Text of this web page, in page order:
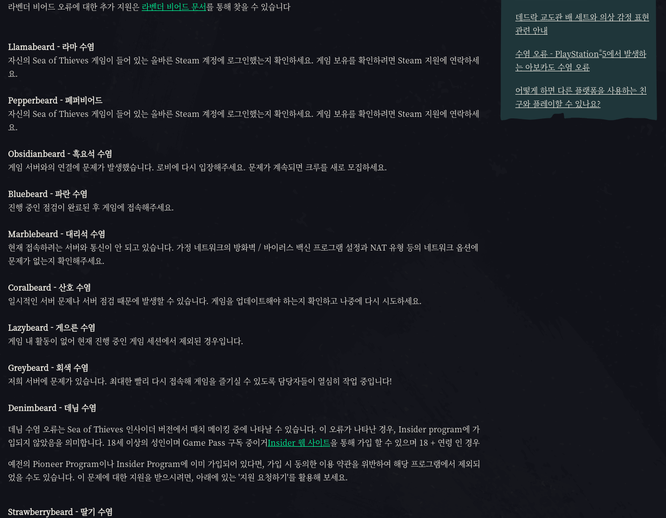
라벤더 비어드 오류에 대한 추가 지원은 라벤더 비어드 문서를 통해 찾을 수 있습니다
Llamabeard - 라마 수염
자신의 Sea of Thieves 게임이 들어 있는 올바른 Steam 계정에 로그인했는지 확인하세요. 게임 보유를 확인하려면 Steam 지원에 연락하세
요.
Pepperbeard - 페퍼비어드
자신의 Sea of Thieves 게임이 들어 있는 올바른 Steam 계정에 로그인했는지 확인하세요. 게임 보유를 확인하려면 Steam 지원에 연락하세
요.
Obsidianbeard - 흑요석 수염
게임 서버와의 연결에 문제가 발생했습니다. 로비에 다시 입장해주세요. 문제가 계속되면 크루를 새로 모집하세요.
Bluebeard - 파란 수염
진행 중인 점검이 완료된 후 게임에 접속해주세요.
Marblebeard - 대리석 수염
현재 접속하려는 서버와 통신이 안 되고 있습니다. 가정 네트워크의 방화벽 / 바이러스 백신 프로그램 설정과 NAT 유형 등의 네트워크 옵션에
문제가 없는지 확인해주세요.
Coralbeard - 산호 수염
일시적인 서버 문제나 서버 점검 때문에 발생할 수 있습니다. 게임을 업데이트해야 하는지 확인하고 나중에 다시 시도하세요.
Lazybeard - 게으른 수염
게임 내 활동이 없어 현재 진행 중인 게임 세션에서 제외된 경우입니다.
Greybeard -회색 수염
저희 서버에 문제가 있습니다. 최대한 빨리 다시 접속해 게임을 즐기실 수 있도록 담당자들이 열심히 작업 중입니다!
Denimbeard - 데님 수염
데님 수염 오류는 Sea of Thieves 인사이더 버전에서 매치 메이킹 중에 나타날 수 있습니다. 이 오류가 나타난 경우, Insider program에 가
입되지 않았음을 의미합니다. 18세 이상의 성인이며 Game Pass 구독 중이거Insider 웹 사이트을 통해 가입 할 수 있으며 18 + 연령 인 경우
예전의 Pioneer Program이나 Insider Program에 이미 가입되어 있다면, 가입 시 동의한 이용 약관을 위반하여 해당 프로그램에서 제외되
었을 수도 있습니다. 이 문제에 대한 지원을 받으시려면, 아래에 있는 '지원 요청하기'를 활용해 보세요.
Strawberrybeard - 딸기 수염
데드락 교도관 배 세트와 의상 감정 표현
관련 안내
수염 오류 - PlayStation®5에서 발생하
는 아보카도 수염 오류
어떻게 하면 다른 플랫폼을 사용하는 친
구와 플레이할 수 있나요?